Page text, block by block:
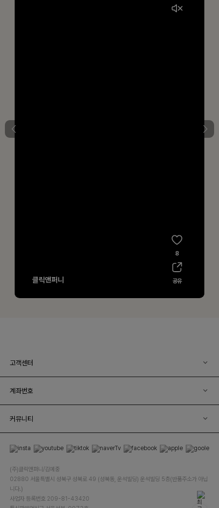
고객센터
계좌번호
커뮤니티
(주)클릭앤퍼니/김예중
02880 서울특별시 성북구 성북로 49 (성북동, 운석빌딩) 운석빌딩 5층(반품주소가 아닙
니다.)
사업자 등록번호 209-81-43420